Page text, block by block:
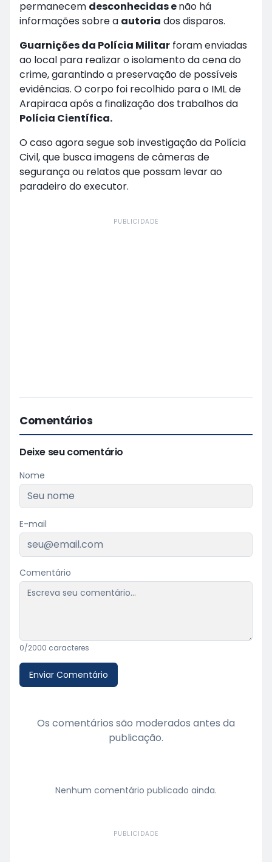
permanecem desconhecidas enão há
informações sobre a autoria dos disparos.
Guarnições da Polícia Militar foram enviadas
ao local para realizar o isolamento da cena do
crime, garantindo a preservação de possíveis
evidências. O corpo foi recolhido para o IML de
Arapiraca após a finalização dos trabalhos da
Polícia Científica.
O caso agora segue sob investigação da Polícia
Civil, que busca imagens de câmeras de
segurança ou relatos que possam levar ao
paradeiro do executor.
PUBLICIDADE
Comentários
Deixe seu comentário
Nome
E-mail
Comentário
0/2000 caracteres
Enviar Comentário
Os comentários são moderados antes da
publicação.
Nenhum comentário publicado ainda.
PUBLICIDADE